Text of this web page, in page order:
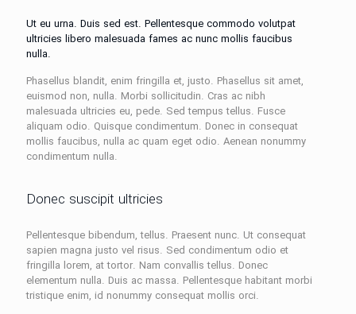
Ut eu urna. Duis sed est. Pellentesque commodo volutpat
ultricies libero malesuada fames ac nunc mollis faucibus
nulla.
Phasellus blandit, enim fringilla et, justo. Phasellus sit amet,
euismod non, nulla. Morbi sollicitudin. Cras ac nibh
malesuada ultricies eu, pede. Sed tempus tellus. Fusce
aliquam odio. Quisque condimentum. Donec in consequat
mollis faucibus, nulla ac quam eget odio. Aenean nonummy
condimentum nulla.
Donec suscipit ultricies
Pellentesque bibendum, tellus. Praesent nunc. Ut consequat
sapien magna justo vel risus. Sed condimentum odio et
fringilla lorem, at tortor. Nam convallis tellus. Donec
elementum nulla. Duis ac massa. Pellentesque habitant morbi
tristique enim, id nonummy consequat mollis orci.